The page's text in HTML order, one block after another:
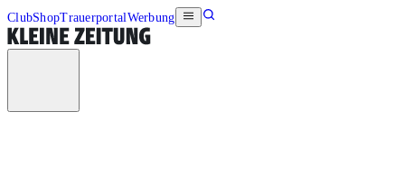
ClubShopTrauerportalWerbung